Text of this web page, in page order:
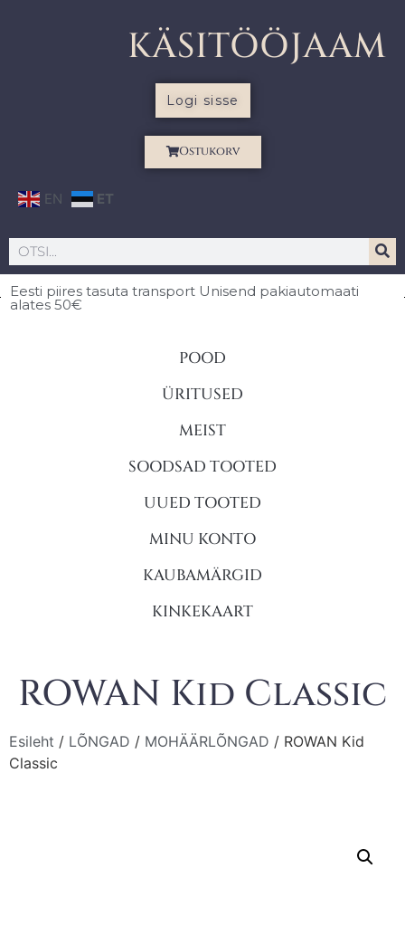
KÄSITÖÖJAAM
Logi sisse
Ostukorv
EN ET
Eesti piires tasuta transport Unisend pakiautomaati
alates 50€
POOD
ÜRITUSED
MEIST
SOODSAD TOOTED
UUED TOOTED
MINU KONTO
KAUBAMÄRGID
KINKEKAART
ROWAN Kid Classic
Esileht / LÕNGAD / MOHÄÄRLÕNGAD / ROWAN Kid
Classic